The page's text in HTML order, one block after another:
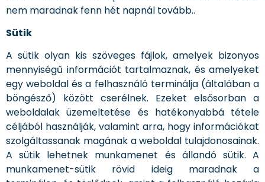
nem maradnak fenn hét napnál tovább..
Sütik
A sütik olyan kis szöveges fájlok, amelyek bizonyos
mennyiségű információt tartalmaznak, és amelyeket
egy weboldal és a felhasználó terminálja (általában a
böngésző) között cserélnek. Ezeket elsősorban a
weboldalak üzemeltetése és hatékonyabbá tétele
céljából használják, valamint arra, hogy információkat
szolgáltassanak magának a weboldal tulajdonosainak.
A sütik lehetnek munkamenet és állandó sütik. A
munkamenet-sütik rövid ideig maradnak a